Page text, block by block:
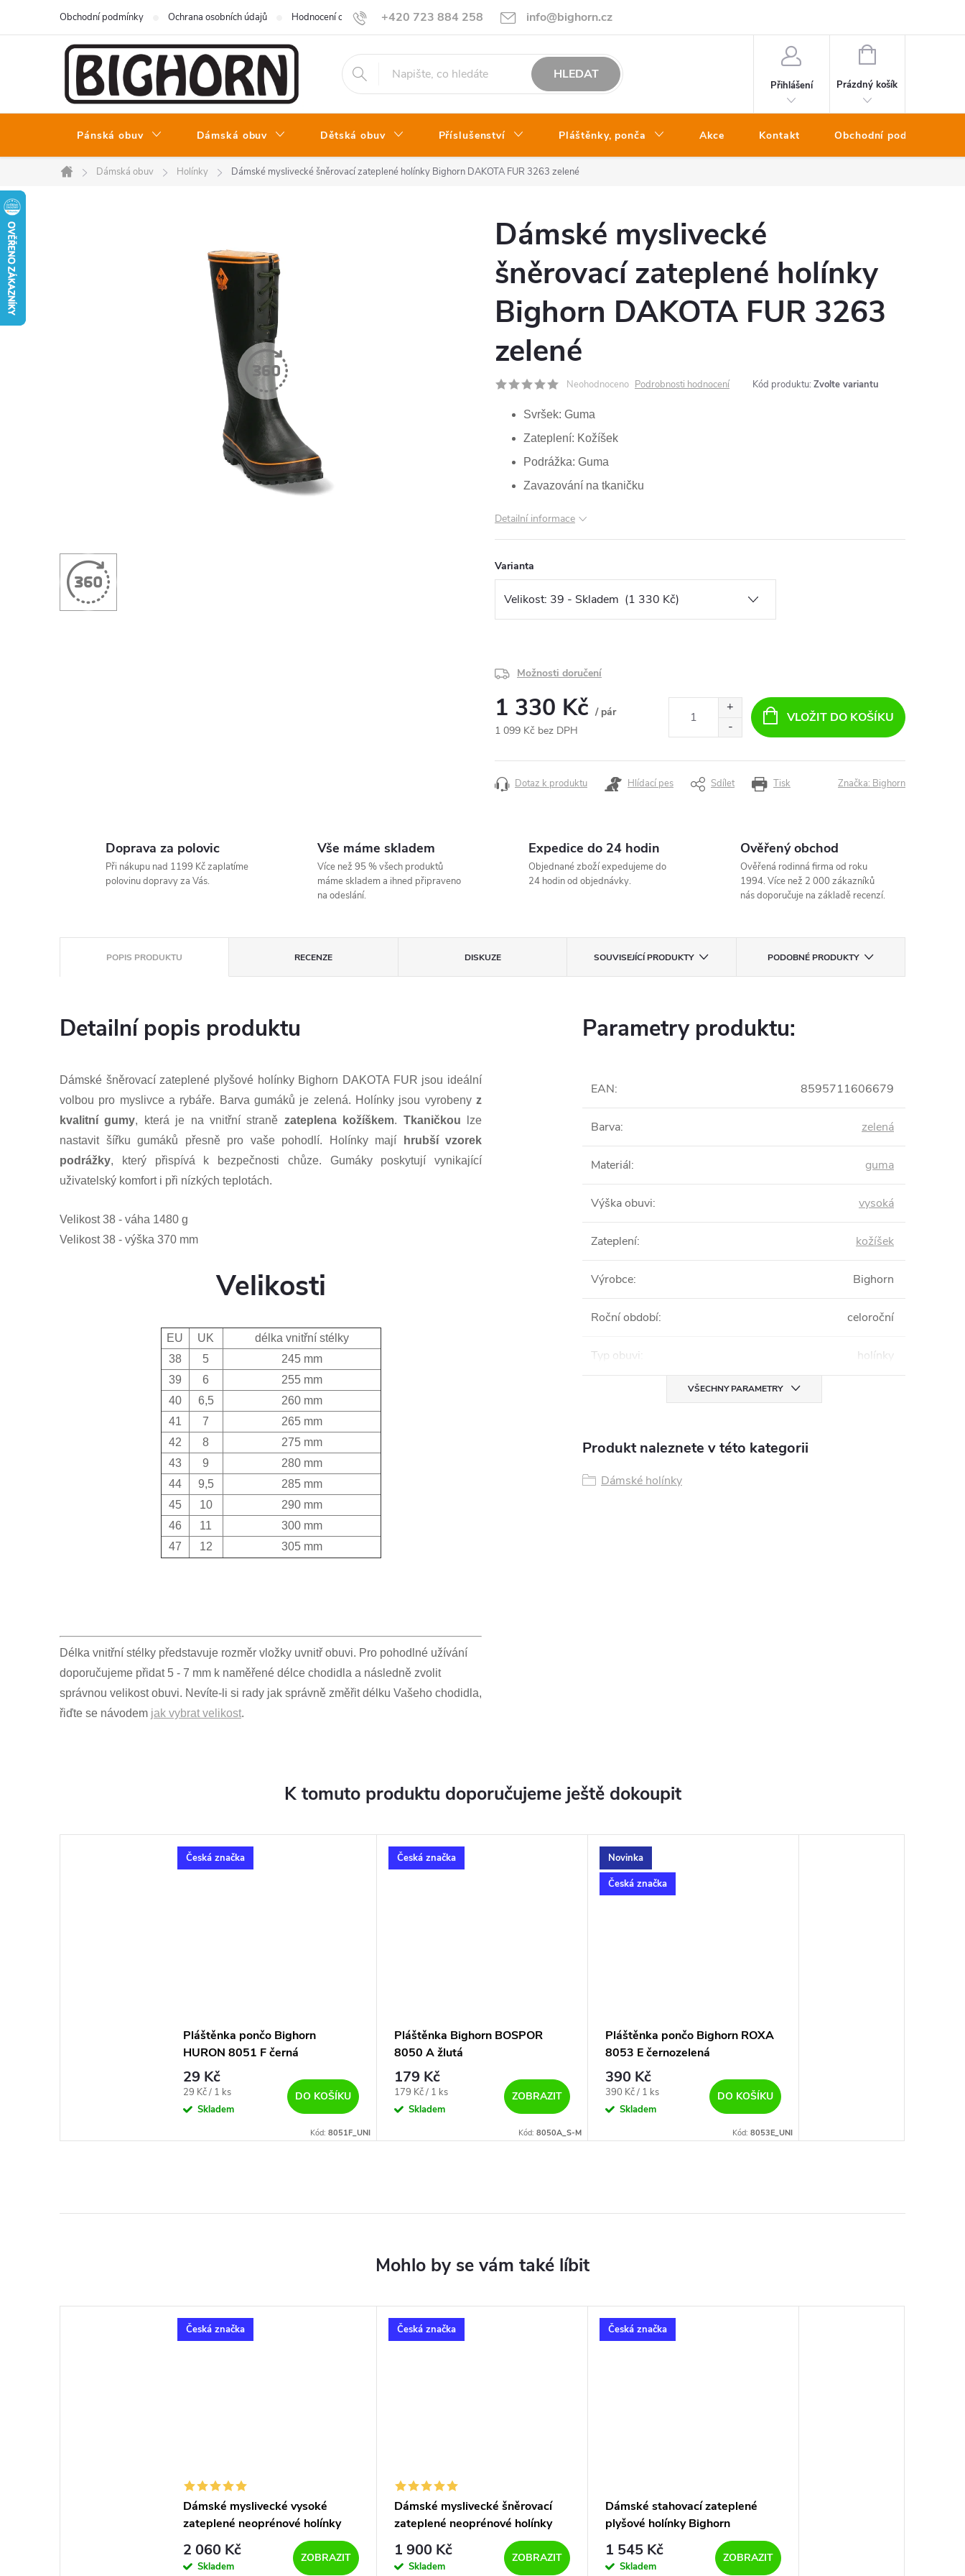
+420 723 884 258 info@bighorn.cz
Obchodní podmínky Ochrana osobních údajů Hodnocení obchodu Kontakt
HLEDAT
Přihlášení
NÁKUPNÍ
Prázdný košík
Pánská obuv Dámská obuv Dětská obuv Příslušenství Pláštěnky, ponča Akce Kontakt Obchodní podmínky
Domů
Dámská obuv Holínky Dámské myslivecké šněrovací zateplené holínky Bighorn DAKOTA FUR 3263 zelené
Dámské myslivecké
šněrovací zateplené holínky
Bighorn DAKOTA FUR 3263
zelené
Neohodnoceno Podrobnosti hodnocení Kód produktu: Zvolte variantu
Svršek: Guma
Zateplení: Kožíšek
Podrážka: Guma
Zavazování na tkaničku
Detailní informace
Varianta
Možnosti doručení
1 330 Kč / pár
1 099 Kč bez DPH
cena:
VLOŽIT DO KOŠÍKU
Tisk
Dotaz k produktu Hlídací pes Sdílet Značka: Bighorn
Doprava za polovic
Při nákupu nad 1199 Kč zaplatíme
polovinu dopravy za Vás.
Vše máme skladem
Více než 95 % všech produktů
máme skladem a ihned připraveno
na odeslání.
Expedice do 24 hodin
Objednané zboží expedujeme do
24 hodin od objednávky.
Ověřený obchod
Ověřená rodinná firma od roku
1994. Více než 2 000 zákazníků
nás doporučuje na základě recenzí.
POPIS PRODUKTU RECENZE DISKUZE SOUVISEJÍCÍ PRODUKTY PODOBNÉ PRODUKTY
Detailní popis produktu
Dámské šněrovací zateplené plyšové holínky Bighorn DAKOTA FUR jsou ideální
volbou pro myslivce a rybáře. Barva gumáků je zelená. Holínky jsou vyrobeny z
kvalitní gumy, která je na vnitřní straně zateplena kožíškem. Tkaničkou
lze
nastavit šířku gumáků přesně pro vaše pohodlí.
Holínky mají
hrubší vzorek
podrážky, který přispívá k bezpečnosti chůze. Gumáky poskytují vynikající
uživatelský komfort i při nízkých teplotách.
Velikost 38 - váha 1480 g
Velikost 38 - výška 370 mm
Velikosti
EU UK
délka vnitřní stélky
38
5
245 mm
39
6
255 mm
40
6,5
260 mm
41
7
265 mm
42
8
275 mm
43
9
280 mm
44
9,5
285 mm
45
10
290 mm
46
11
300 mm
47
12 305 mm
Délka vnitřní stélky představuje rozměr vložky uvnitř obuvi. Pro pohodlné užívání
doporučujeme přidat 5 - 7 mm k naměřené délce chodidla a následně zvolit
správnou velikost obuvi. Nevíte-li si rady jak správně změřit délku Vašeho chodidla,
řiďte se návodem jak vybrat velikost.
Parametry produktu:
EAN: 8595711606679
Barva: zelená
Materiál: guma
Výška obuvi: vysoká
Zateplení: kožíšek
Výrobce: Bighorn
Roční období: celoroční
Typ obuvi: holínky
VŠECHNY PARAMETRY
Produkt naleznete v této kategorii
Dámské holínky
K tomuto produktu doporučujeme ještě dokoupit
Česká značka
Pláštěnka pončo Bighorn
HURON 8051 F černá
29 Kč
Měrná
cena:
29 Kč / 1 ks
Skladem
DO KOŠÍKU
Kód: 8051F_UNI
Česká značka
Pláštěnka Bighorn BOSPOR
8050 A žlutá
179 Kč
Měrná
cena:
179 Kč / 1 ks
Skladem
ZOBRAZIT
Kód: 8050A_S-M
Novinka
Česká značka
Pláštěnka pončo Bighorn ROXA
8053 E černozelená
390 Kč
Měrná
cena:
390 Kč / 1 ks
Skladem
DO KOŠÍKU
Kód: 8053E_UNI
Česká značka
Dámské myslivecké vysoké
zateplené neoprénové holínky
Bighorn LABRADOR NEO 3153
zelené
2 060 Kč
Skladem
ZOBRAZIT
Česká značka
Dámské myslivecké šněrovací
zateplené neoprénové holínky
Bighorn MONTANA 3151 zelené
1 900 Kč
Skladem
ZOBRAZIT
Česká značka
Dámské stahovací zateplené
plyšové holínky Bighorn
VERMONT FUR 3154 zelené
1 545 Kč
Skladem
ZOBRAZIT